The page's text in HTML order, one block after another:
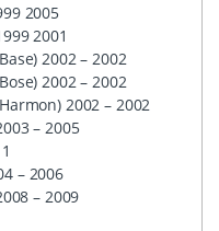
2005
2001
2002 – 2002
2002 – 2002
2002 – 2002
– 2005
– 2006
– 2009